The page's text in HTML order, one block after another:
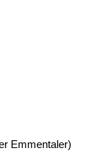
Emmentaler)